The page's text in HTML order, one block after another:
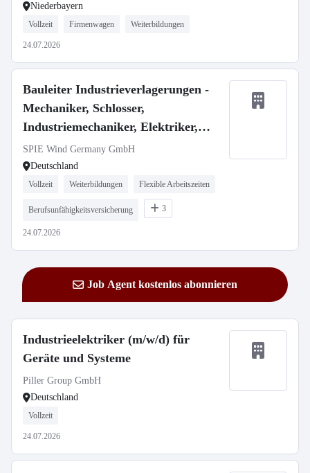
Niederbayern
Vollzeit Firmenwagen Weiterbildungen
24.07.2026
Bauleiter Industrieverlagerungen -
Mechaniker, Schlosser,
Industriemechaniker, Elektriker,
Techniker m/w/d
SPIE Wind Germany GmbH
Deutschland
Vollzeit Weiterbildungen Flexible Arbeitszeiten
Berufsunfähigkeitsversicherung 3
24.07.2026
Job Agent kostenlos abonnieren
Industrieelektriker (m/w/d) für
Geräte und Systeme
Piller Group GmbH
Deutschland
Vollzeit
24.07.2026